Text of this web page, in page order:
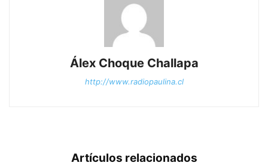
Álex Choque Challapa
http://www.radiopaulina.cl
Artículos relacionados